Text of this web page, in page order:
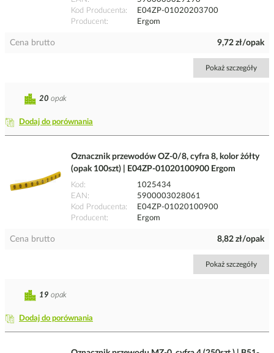
Kod Producenta
E04ZP-01020203700
Producent
Ergom
Cena brutto 9,72 zł/opak
Pokaż szczegóły
Dodaj do porównania
20 opak
Oznacznik przewodów OZ-0/8, cyfra 8, kolor żółty
(opak 100szt) | E04ZP-01020100900 Ergom
Kod
1025434
EAN
5900003028061
Kod Producenta
E04ZP-01020100900
Producent
Ergom
Cena brutto 8,82 zł/opak
Pokaż szczegóły
Dodaj do porównania
19 opak